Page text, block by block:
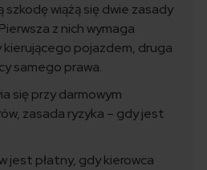
szkodę wiążą się dwie zasady
z nich wymaga
kierującego pojazdem, druga
samego prawa.
się przy darmowym
zasada ryzyka – gdy jest
jest płatny, gdy kierowca